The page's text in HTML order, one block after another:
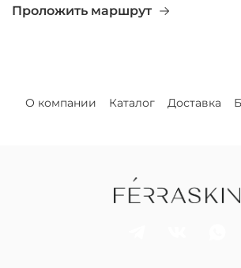
Проложить маршрут
О компании Каталог Доставка